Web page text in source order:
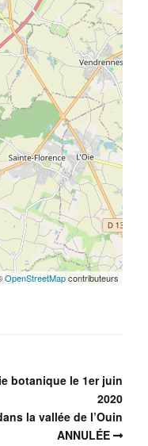
OpenStreetMapcontributeurs
botanique le 1er juin
2020
la vallée de l’Ouin
ANNULÉE